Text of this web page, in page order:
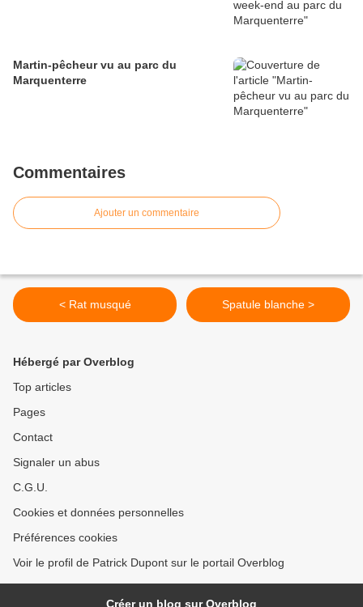
Martin-pêcheur vu au parc du
Marquenterre
Commentaires
Ajouter un commentaire
< Rat musqué Spatule blanche >
Hébergé par Overblog
Top articles
Pages
Contact
Signaler un abus
C.G.U.
Cookies et données personnelles
Préférences cookies
Voir le profil de Patrick Dupont sur le portail Overblog
Créer un blog sur Overblog